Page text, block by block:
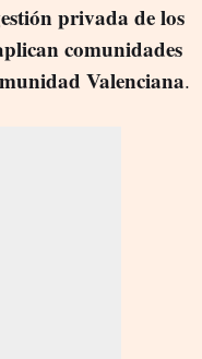
privada de los
comunidades
Valenciana.